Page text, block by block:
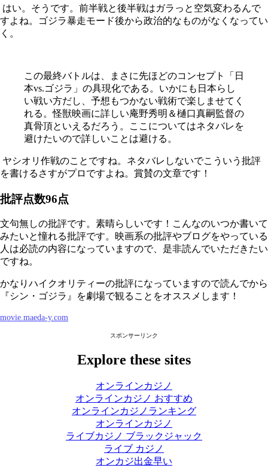
はい。そうです。前半戦と後半戦はガラっと空気変わるんで
すよね。ゴジラ暴走モード後から政治的なものがなくなってい
く。
この最終バトルは、まさに先ほどのコンセプト「日
本vs.ゴジラ」の具現化である。いかにも日本らし
い戦い方だし、予想もつかない戦術で楽しませてく
れる。怪獣映画に詳しい庵野秀明＆樋口真嗣監督の
真骨頂といえるだろう。ここについてはネタバレを
避けたいので詳しいことは避ける。
ヤシオリ作戦のことですね。ネタバレしないでこういう批評
を書けるさすがプロですよね。賞賛の文章です！
批評点数96点
文句無しの批評です。素晴らしいです！こんなのいつか書いて
みたいと憧れる批評です。映画系の批評やブログをやっている
人は必読の内容になっていますので、是非読んでいただきたい
ですね。
かなりハイクオリティーの批評になっていますので読んでから
『シン・ゴジラ』を劇場で観ることをオススメします！
movie.maeda-y.com
スポンサーリンク
Explore these sites
オンラインカジノ
オンラインカジノ おすすめ
オンラインカジノランキング
オンラインカジノ
ライブカジノ ブラックジャック
ライブ カジノ
オンカジ出金早い